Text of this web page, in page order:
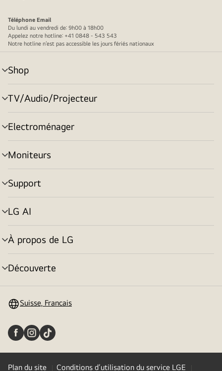
Téléphone Email
Du lundi au vendredi de: 9h00 à 18h00
Appelez notre hotline: +41 0848 - 543 543
Notre hotline n’est pas accessible les jours fériés nationaux
Shop
menu
déroulant
TV/Audio/Projecteur
menu
déroulant
Electroménager
menu
déroulant
Moniteurs
menu
déroulant
Support
menu
déroulant
LG AI
menu
déroulant
À propos de LG
menu
déroulant
Découverte
menu
Suisse, Francais
Plan du site Conditions d’utilisation du service LGE